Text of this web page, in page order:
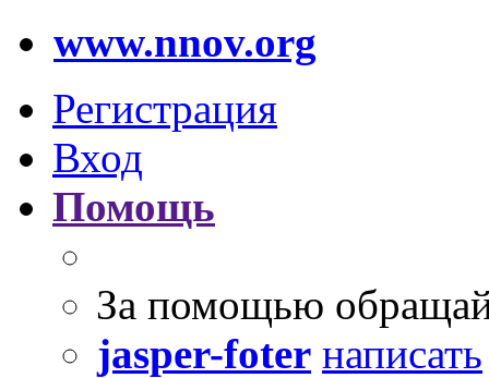
www.nnov.org
Регистрация
Вход
Помощь
За помощью
jasper-foter написать